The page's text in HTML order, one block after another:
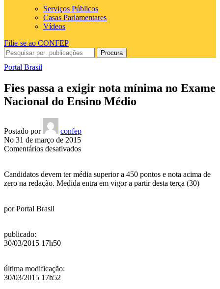
Serviços Públicos
Casas Parlamentares
Vídeos
Filie-se ao CONFEP
Procura
Portal Brasil
Fies passa a exigir nota mínima no Exame
Nacional do Ensino Médio
Postado por
confep
No 31 de março de 2015
Comentários desativadosem
a
exigir
Candidatos devem ter média superior a 450 pontos e nota acima de
zero na redação. Medida entra em vigor a partir desta terça (30)
porPortal Brasil
publicado:
30/03/2015 17h50
última modificação:
30/03/2015 17h52